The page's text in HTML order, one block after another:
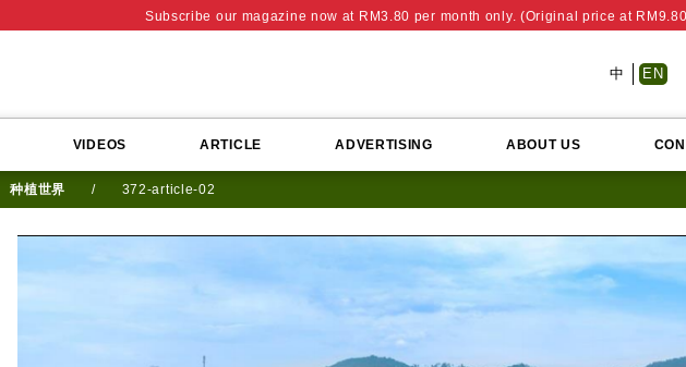
Subscribe our magazine now at RM3.80 per month only. (Original price at
中 EN
VIDEOS ARTICLE ADVERTISING ABOUT US
种植世界 / 372-article-02